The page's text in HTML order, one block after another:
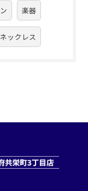
楽器
ネックレス